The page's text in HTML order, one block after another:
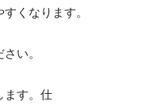
くなります。
い。
ます。仕